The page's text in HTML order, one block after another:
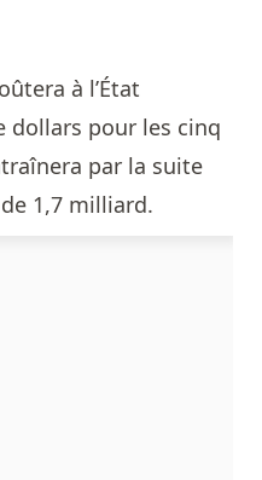
à l’État
dollars pour les cinq
par la suite
1,7 milliard.